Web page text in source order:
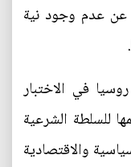
عن عدم وجود نية
في الاختبار
للسلطة الشرعية
والاقتصادية